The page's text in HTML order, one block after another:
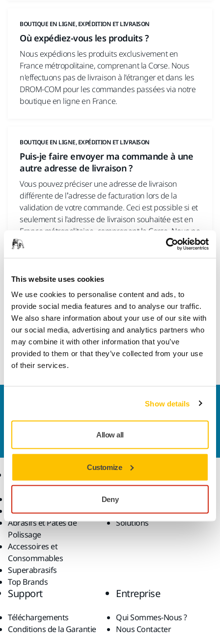
This website uses cookies
We use cookies to personalise content and ads, to
provide social media features and to analyse our traffic.
We also share information about your use of our site with
our social media, advertising and analytics partners who
may combine it with other information that you’ve
provided to them or that they’ve collected from your use
of their services.
Show details
Allow all
Customize
Deny
BOUTIQUE EN LIGNE, EXPÉDITION ET LIVRAISON
Où expédiez-vous les produits ?
Nous expédions les produits exclusivement en
France métropolitaine, comprenant la Corse. Nous
n'effectuons pas de livraison à l'étranger et dans les
DROM-COM pour les commandes passées via notre
boutique en ligne en France.
BOUTIQUE EN LIGNE, EXPÉDITION ET LIVRAISON
Puis-je faire envoyer ma commande à une
autre adresse de livraison ?
Vous pouvez préciser une adresse de livraison
différente de l’adresse de facturation lors de la
validation de votre commande. Ceci est possible si et
seulement si l'adresse de livraison souhaitée est en
France métropolitaine, comprenant la Corse. Nous ne
livrons pas à l'étranger et dans les DROM-COM
BOUTIQUE EN LIGNE, EXPÉDITION ET LIVRAISON
Puis-je modifier mon adresse de livraison ?
Aucun changement ne peut être effectué après une
validation de commande.
Ponçage Sans Poussière
Abrasifs et Pâtes de
Polissage
Accessoires et
Consommables
Superabrasifs
Top Brands
Savoir-Faire
Secteurs
Applications
Solutions
Support
Téléchargements
Conditions de la Garantie
Entreprise
Qui Sommes-Nous ?
Nous Contacter